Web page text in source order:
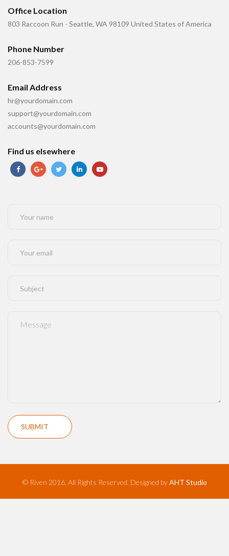
Office Location
803 Raccoon Run - Seattle, WA 98109 United States of America
Phone Number
206-853-7599
Email Address
hr@yourdomain.com
support@yourdomain.com
accounts@yourdomain.com
Find us elsewhere
© Riven 2016. All Rights Reserved. Designed byAHT Studio